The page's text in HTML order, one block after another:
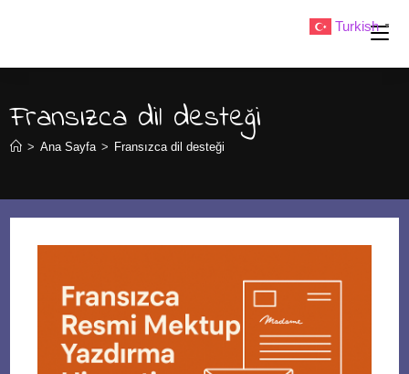
Fransızca dil desteği
> Ana Sayfa > Fransızca dil desteği
Turkish ▼